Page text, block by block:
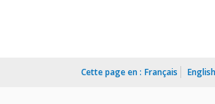
Cette page en : Français English